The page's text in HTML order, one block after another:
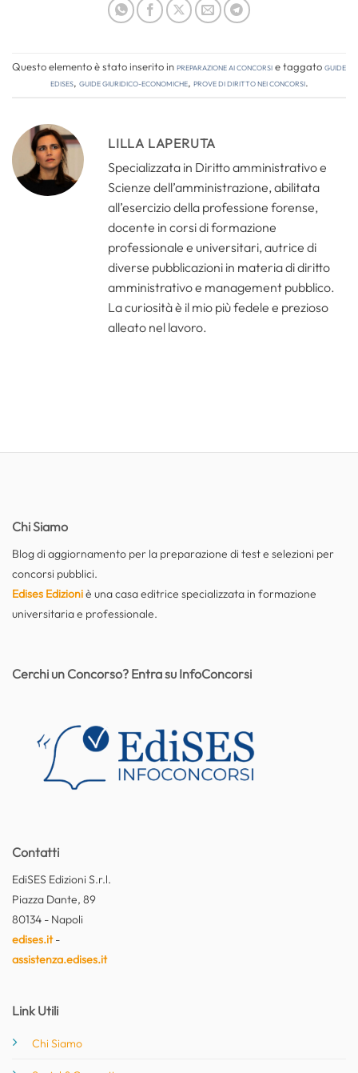
Questo elemento è stato inserito inPreparazione ai concorsie taggatoguide
edises, guide giuridico-economiche, prove di diritto nei concorsi.
LILLA LAPERUTA
Specializzata in Diritto amministrativo e
Scienze dell’amministrazione, abilitata
all’esercizio della professione forense,
docente in corsi di formazione
professionale e universitari, autrice di
diverse pubblicazioni in materia di diritto
amministrativo e management pubblico.
La curiosità è il mio più fedele e prezioso
alleato nel lavoro.
Chi Siamo
Blog di aggiornamento per la preparazione di test e selezioni per
concorsi pubblici.
Edises Edizioniè una casa editrice specializzata in formazione
universitaria e professionale.
Contatti
EdiSES Edizioni S.r.l.
Piazza Dante, 89
80134 - Napoli
edises.it-
assistenza.edises.it
Link Utili
Chi Siamo
Cerchi un Concorso? Entra su InfoConcorsi